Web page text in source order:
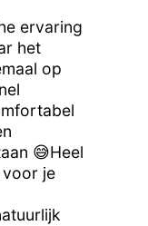
ervaring
het
op
😅Heel
je